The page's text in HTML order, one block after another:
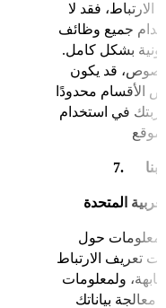
فقد لا
جميع وظائف
بشكل كامل.
قد يكون
الأقسام محدودًا
في استخدام
بنا
المتحدة
حول
تعريف الارتباط
ولمعلومات
بياناتك